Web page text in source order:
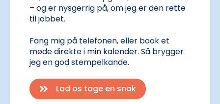
– og er nysgerrig på, om jeg er den rette
til jobbet.
Fang mig på telefonen, eller book et
møde direkte i min kalender. Så brygger
jeg en god stempelkande.
Lad os tage en snak